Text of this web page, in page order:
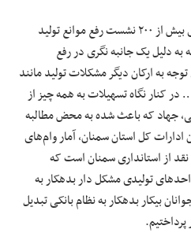
توجه بیش از اندازه به وام و برگزاری بیش از ۲۰۰ نشست رفع موانع تولید
به دلیل یک جانبهنگریدر رفع
به ارکان دیگر مشکلات تولید مانند
در کنار نگاه تسهیلات به همه چیز از
جهاد که باعث شده به محض مطالبه
ادارات کل استان سمنان، آمار وام‌های
از استانداری سمنان است که
تولیدی مشکل دار بدهکار به
بیکار بدهکار به نظام بانکی تبدیل